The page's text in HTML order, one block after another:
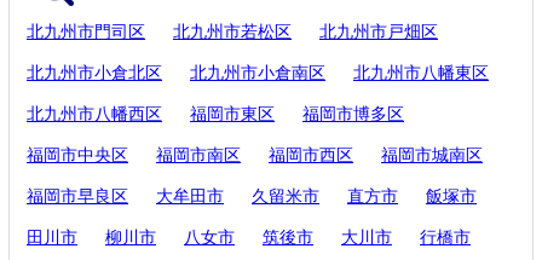
北九州市門司区 北九州市若松区 北九州市戸畑区
北九州市小倉北区 北九州市小倉南区 北九州市八幡東区
北九州市八幡西区 福岡市東区 福岡市博多区
福岡市中央区 福岡市南区 福岡市西区 福岡市城南区
福岡市早良区 大牟田市 久留米市 直方市 飯塚市
田川市 柳川市 八女市 筑後市 大川市 行橋市